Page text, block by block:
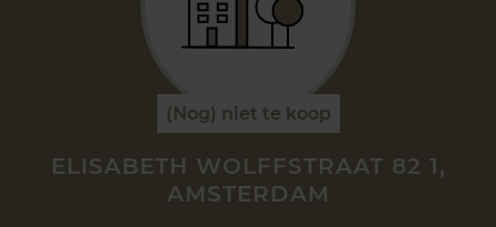
(Nog) niet te koop
ELISABETH WOLFFSTRAAT 82 1,
AMSTERDAM